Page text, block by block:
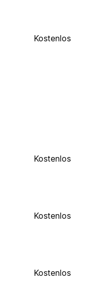
Kostenlos
Kostenlos
Kostenlos
Kostenlos